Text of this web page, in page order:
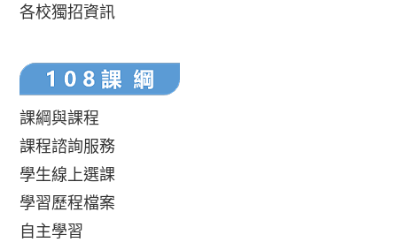
各校獨招資訊
課綱與課程
課程諮詢服務
學生線上選課
學習歷程檔案
自主學習